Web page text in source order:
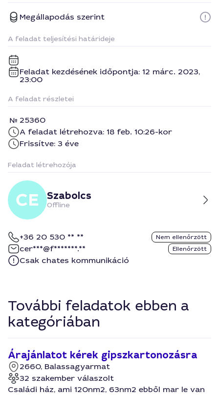
Megállapodás szerint
A feladat teljesítési határideje
Feladat kezdésének időpontja: 12 márc. 2023,
23:00
A feladat részletei
25360
A feladat létrehozva: 18 feb. 10:26-kor
Frissítve: 3 éve
Feladat létrehozója
Szabolcs
Offline
+36 20 530 ** ** Nem ellenőrzött
cer***@f*******.** Ellenőrzött
Csak chates kommunikáció
További feladatok ebben a
kategóriában
Árajánlatot kérek gipszkartonozásra
2660, Balassagyarmat
32 szakember válaszolt
Családi ház, ami 120nm2, 63nm2 ebből mar le van